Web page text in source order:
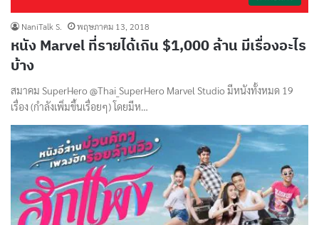
NaniTalk S. พฤษภาคม 13, 2018
หนัง Marvel ที่รายได้เกิน $1,000 ล้าน มีเรื่องอะไร
บ้าง
สมาคม SuperHero @Thai_SuperHero Marvel Studio มีหนังทั้งหมด 19
เรื่อง (กำลังเพิ่มขึ้นเรื่อยๆ) โดยมีห…